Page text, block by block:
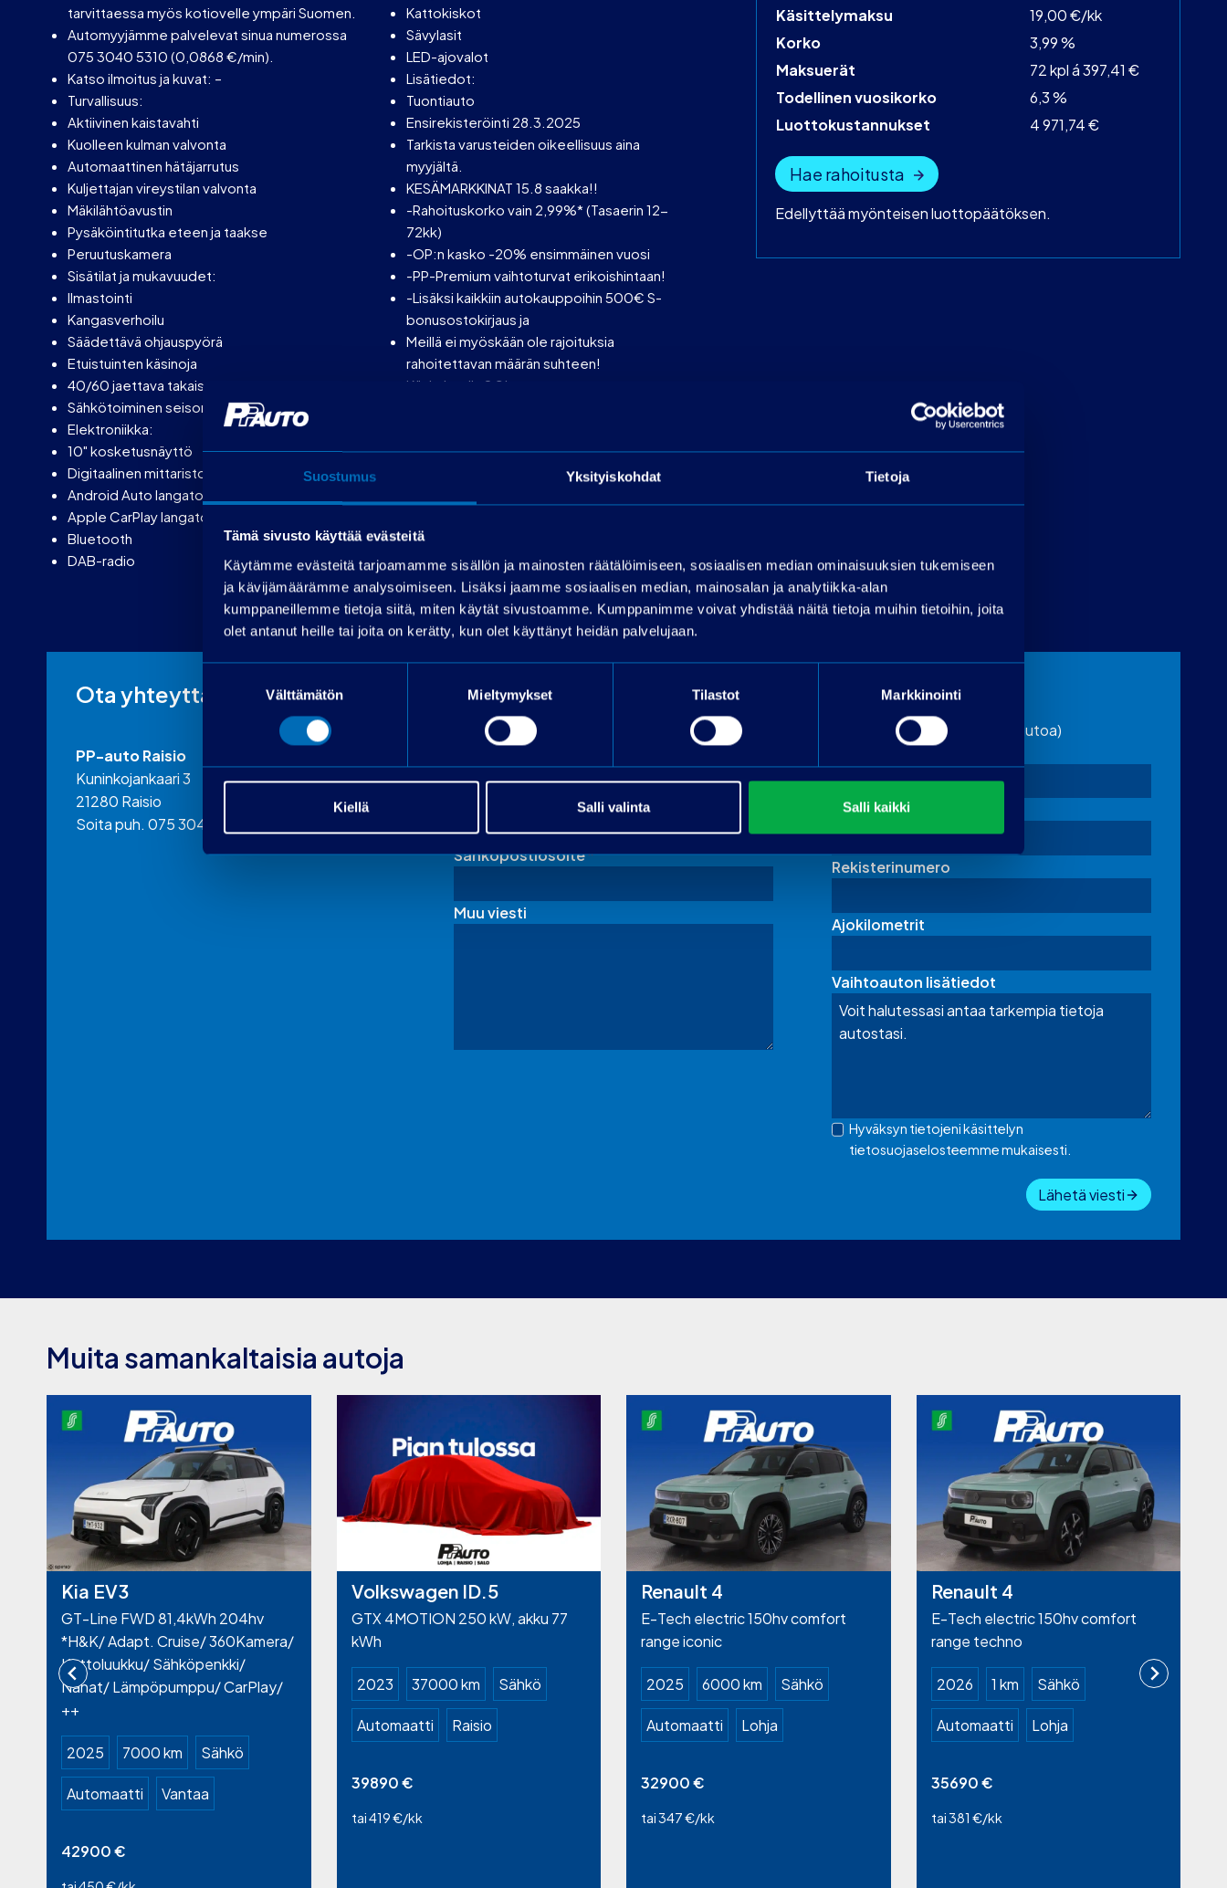
Suostumus Yksityiskohdat Tietoja
Tämä sivusto käyttää evästeitä
Käytämme evästeitä tarjoamamme sisällön ja mainosten räätälöimiseen, sosiaalisen median ominaisuuksien tukemiseen
ja kävijämäärämme analysoimiseen. Lisäksi jaamme sosiaalisen median, mainosalan ja analytiikka-alan
kumppaneillemme tietoja siitä, miten käytät sivustoamme. Kumppanimme voivat yhdistää näitä tietoja muihin tietoihin, joita
olet antanut heille tai joita on kerätty, kun olet käyttänyt heidän palvelujaan.
valinta
Välttämätön Mieltymykset Tilastot Markkinointi
Kiellä Salli valinta Salli kaikki
tarvittaessa myös kotiovelle ympäri Suomen.
Automyyjämme palvelevat sinua numerossa
075 3040 5310 (0,0868 €/min).
Katso ilmoitus ja kuvat: –
Turvallisuus:
Aktiivinen kaistavahti
Kuolleen kulman valvonta
Automaattinen hätäjarrutus
Kuljettajan vireystilan valvonta
Mäkilähtöavustin
Pysäköintitutka eteen ja taakse
Peruutuskamera
Sisätilat ja mukavuudet:
Ilmastointi
Kangasverhoilu
Säädettävä ohjauspyörä
Etuistuinten käsinoja
40/60 jaettava takaistuin
Sähkötoiminen seisontajarru
Elektroniikka:
10" kosketusnäyttö
Digitaalinen mittaristo
Android Auto langaton
Apple CarPlay langaton
Bluetooth
DAB-radio
Kattokiskot
Sävylasit
LED-ajovalot
Lisätiedot:
Tuontiauto
Ensirekisteröinti 28.3.2025
Tarkista varusteiden oikeellisuus aina
myyjältä.
KESÄMARKKINAT 15.8 saakka!!
-Rahoituskorko vain 2,99%* (Tasaerin 12-
72kk)
-OP:n kasko -20% ensimmäinen vuosi
-PP-Premium vaihtoturvat erikoishintaan!
-Lisäksi kaikkiin autokauppoihin 500€ S-
bonusostokirjaus ja
Meillä ei myöskään ole rajoituksia
rahoitettavan määrän suhteen!
Käsiraha alk.0€!
Rahoitusaika max 72 kk
Käsittelymaksu
19,00 €/kk
Korko
3,99 %
Maksuerät
72 kpl á 397,41 €
Todellinen vuosikorko
6,3 %
Luottokustannukset
4 971,74 €
Hae rahoitusta
Edellyttää myönteisen luottopäätöksen.
Ota yhteyttä
PP-auto Raisio
Kuninkojankaari 3
21280 Raisio
Soita puh. 075 3040 5310
Pyydä tarjous
Sähköpostiosoite*
Muu viesti
Vaihtoauton tiedot
(täytä jos tarjoat vaihdossa autoa)
Malli
Rekisterinumero
Ajokilometrit
Vaihtoauton lisätiedot
Hyväksyn tietojeni käsittelyn
tietosuojaselosteemme mukaisesti.
Lähetä viesti
Muita samankaltaisia autoja
Kia EV3
GT-Line FWD 81,4kWh 204hv
*H&K/ Adapt. Cruise/ 360Kamera/
Kattoluukku/ Sähköpenkki/
Nahat/ Lämpöpumppu/ CarPlay/
++
2025 7000 km Sähkö
Automaatti Vantaa
42900€
Volkswagen ID.5
GTX 4MOTION 250 kW, akku 77
kWh
2023 37000 km Sähkö
Automaatti Raisio
39890€
tai 419 €/kk
Renault 4
E-Tech electric 150hv comfort
range iconic
2025 6000 km Sähkö
Automaatti Lohja
32900€
tai 347 €/kk
Renault 4
E-Tech electric 150hv comfort
range techno
2026 1 km Sähkö
Automaatti Lohja
35690€
tai 381 €/kk